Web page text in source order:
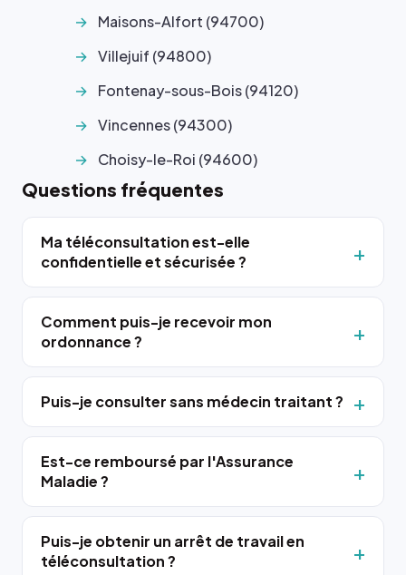
Maisons-Alfort (94700)
Villejuif (94800)
Fontenay-sous-Bois (94120)
Vincennes (94300)
Choisy-le-Roi (94600)
Questions fréquentes
Ma téléconsultation est-elle
confidentielle et sécurisée ?
Comment puis-je recevoir mon
ordonnance ?
Puis-je consulter sans médecin traitant ?
Est-ce remboursé par l'Assurance
Maladie ?
Puis-je obtenir un arrêt de travail en
téléconsultation ?